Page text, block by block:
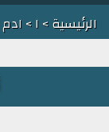
الرئيسية> ا> ادم